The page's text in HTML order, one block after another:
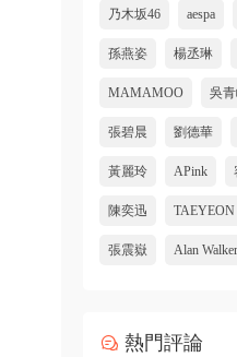
乃木坂46 aespa
孫燕姿 楊丞琳
MAMAMOO 吳
張碧晨 劉德華
黃麗玲 APink
陳奕迅 TAEYEON
張震嶽 Alan Walker
熱門評論